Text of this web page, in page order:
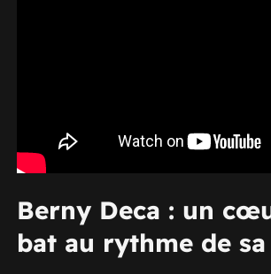
Berny Deca : un
bat au rythme de